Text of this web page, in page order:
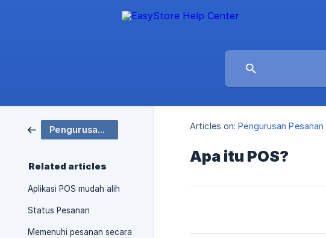
Pengurusan Pesanan
Related articles
Aplikasi POS mudah alih
Status Pesanan
Memenuhi pesanan secara
Articles on: Pengurusan Pesanan
Apa itu POS?